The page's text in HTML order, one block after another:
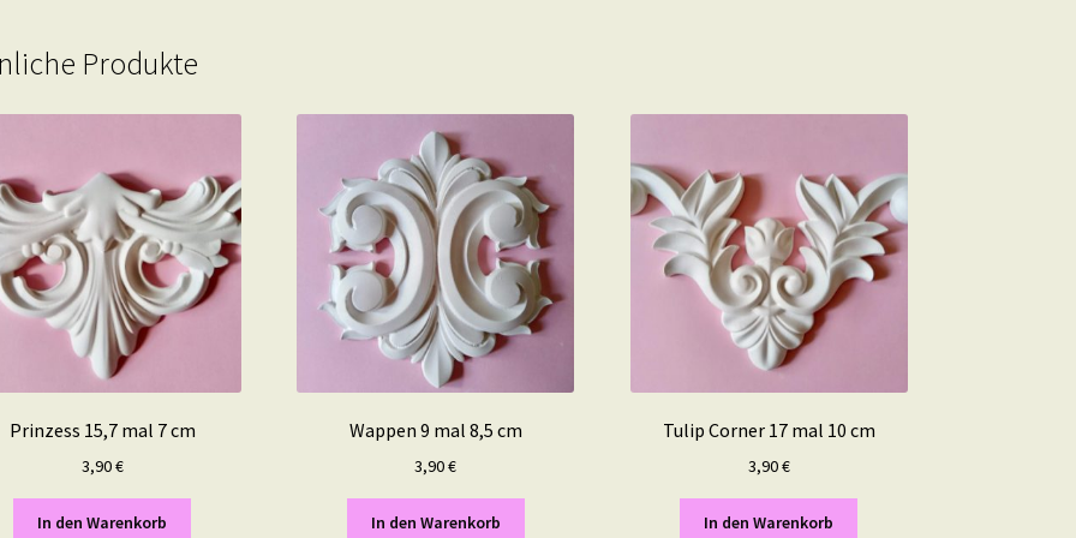
Produkte
Prinzess 15,7 mal 7 cm
3,90€
In den Warenkorb
Wappen 9 mal 8,5 cm
3,90€
In den Warenkorb
Tulip Corner 17 mal 10 cm
3,90€
In den Warenkorb